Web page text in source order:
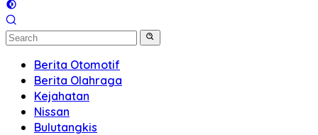
Berita Otomotif
Berita Olahraga
Kejahatan
Nissan
Bulutangkis